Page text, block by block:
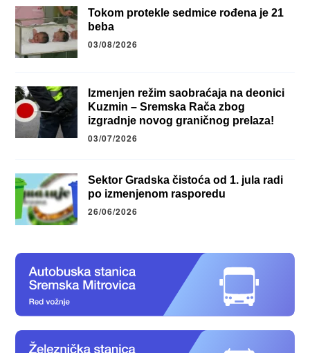
Tokom protekle sedmice rođena je 21
beba
03/08/2026
Izmenjen režim saobraćaja na deonici
Kuzmin – Sremska Rača zbog
izgradnje novog graničnog prelaza!
03/07/2026
Sektor Gradska čistoća od 1. jula radi
po izmenjenom rasporedu
26/06/2026